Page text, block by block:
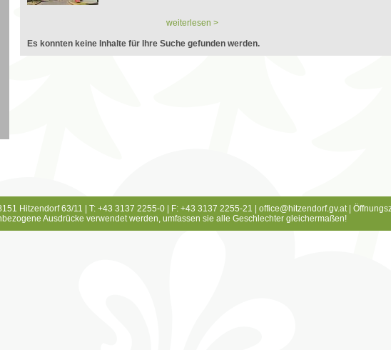
weiterlesen >
Es konnten keine Inhalte für Ihre Suche gefunden werden.
Hitzendorf 63/11 | T: +43 3137 2255-0 | F: +43 3137 2255-21 | office@hitzendorf.gv.at|
Ausdrücke verwendet werden, umfassen sie alle Geschlechter gleichermaßen!